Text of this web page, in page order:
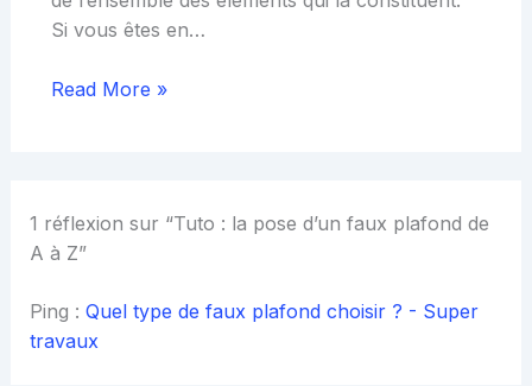
Si vous êtes en…
Read More »
1 réflexion sur “Tuto : la pose d’un faux plafond de
A à Z”
Ping : Quel type de faux plafond choisir ? - Super
travaux